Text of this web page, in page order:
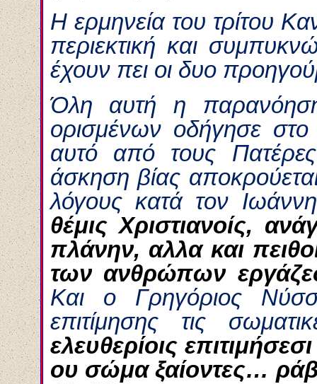
Η ερμηνεία του τρίτου
περιεκτική και
έχουν πει οι δυο
Όλη αυτή η
ορισμένων οδήγησε στο
αυτό από τους
άσκηση βίας
λόγους κατά τον
θέμις Χριστιανοίς,
πλάνην, αλλα και
των ανθρώπων
Και ο Γρηγόριος
επιτίμησης τις
ελευθερίοις
ου σώμα ξαίοντες…